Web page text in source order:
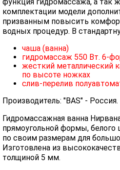
комплектации модели
призванным повысить
водных процедур. В
чаша (ванна)
гидромассаж 550 Вт. 6-
жесткий металлический
по высоте ножках
слив-перелив
Производитель: "BAS" - Россия.
Гидромассажная ванна
прямоугольной формы, белого
по своим размерам для
Изготовлена из
толщиной 5 мм.